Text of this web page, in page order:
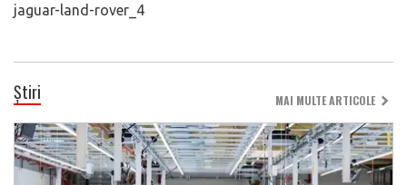
jaguar-land-rover_4
Știri MAI MULTE ARTICOLE